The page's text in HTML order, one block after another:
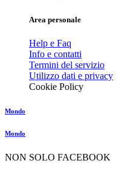
Area personale
Help e Faq
Info e contatti
Termini del servizio
Utilizzo dati e privacy
Cookie Policy
Mondo
Mondo
NON SOLO FACEBOOK